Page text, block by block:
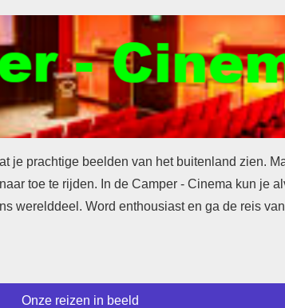
je prachtige beelden van het buitenland zien.
toe te rijden. In de Camper - Cinema kun je
werelddeel. Word enthousiast en ga de reis
Onze reizen in beeld